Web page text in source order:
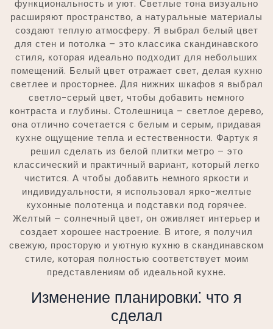
функциональность и уют. Светлые тона визуально
расширяют пространство, а натуральные материалы
создают теплую атмосферу. Я выбрал белый цвет
для стен и потолка – это классика скандинавского
стиля, которая идеально подходит для небольших
помещений. Белый цвет отражает свет, делая кухню
светлее и просторнее. Для нижних шкафов я выбрал
светло-серый цвет, чтобы добавить немного
контраста и глубины. Столешница – светлое дерево,
она отлично сочетается с белым и серым, придавая
кухне ощущение тепла и естественности. Фартук я
решил сделать из белой плитки метро – это
классический и практичный вариант, который легко
чистится. А чтобы добавить немного яркости и
индивидуальности, я использовал ярко-желтые
кухонные полотенца и подставки под горячее.
Желтый – солнечный цвет, он оживляет интерьер и
создает хорошее настроение. В итоге, я получил
свежую, просторую и уютную кухню в скандинавском
стиле, которая полностью соответствует моим
представлениям об идеальной кухне.
Изменение планировки⁚ что я
сделал